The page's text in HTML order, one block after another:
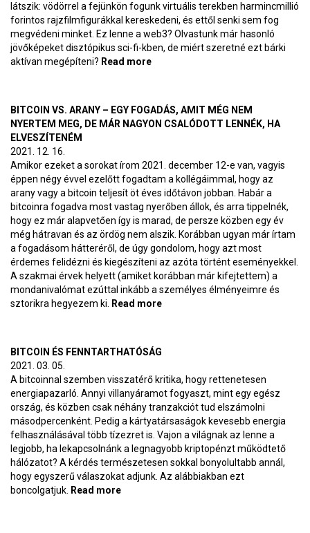
látszik: vödörrel a fejünkön fogunk virtuális terekben harmincmillió
forintos rajzfilmfigurákkal kereskedeni, és ettől senki sem fog
megvédeni minket. Ez lenne a web3? Olvastunk már hasonló
jövőképeket disztópikus sci-fi-kben, de miért szeretné ezt bárki
aktívan megépíteni? Read more
BITCOIN VS. ARANY – EGY FOGADÁS, AMIT MÉG NEM
NYERTEM MEG, DE MÁR NAGYON CSALÓDOTT LENNÉK, HA
ELVESZÍTENÉM
2021. 12. 16.
Amikor ezeket a sorokat írom 2021. december 12-e van, vagyis
éppen négy évvel ezelőtt fogadtam a kollégáimmal, hogy az
arany vagy a bitcoin teljesít öt éves időtávon jobban. Habár a
bitcoinra fogadva most vastag nyerőben állok, és arra tippelnék,
hogy ez már alapvetően így is marad, de persze közben egy év
még hátravan és az ördög nem alszik. Korábban ugyan már írtam
a fogadásom hátteréről, de úgy gondolom, hogy azt most
érdemes felidézni és kiegészíteni az azóta történt eseményekkel.
A szakmai érvek helyett (amiket korábban már kifejtettem) a
mondanivalómat ezúttal inkább a személyes élményeimre és
sztorikra hegyezem ki.
Read more
BITCOIN ÉS FENNTARTHATÓSÁG
2021. 03. 05.
A bitcoinnal szemben visszatérő kritika, hogy rettenetesen
energiapazarló. Annyi villanyáramot fogyaszt, mint egy egész
ország, és közben csak néhány tranzakciót tud elszámolni
másodpercenként. Pedig a kártyatársaságok kevesebb energia
felhasználásával több tízezret is. Vajon a világnak az lenne a
legjobb, ha lekapcsolnánk a legnagyobb kriptopénzt működtető
hálózatot? A kérdés természetesen sokkal bonyolultabb annál,
hogy egyszerű válaszokat adjunk. Az alábbiakban ezt
boncolgatjuk. Read more